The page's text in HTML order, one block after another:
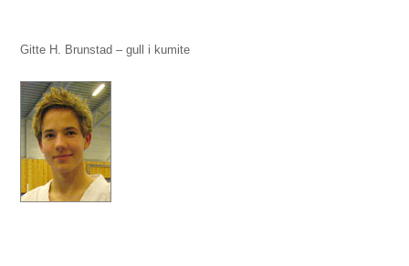
Gitte H. Brunstad – gull i kumite